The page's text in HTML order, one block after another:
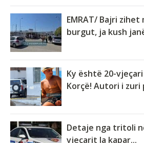
EMRAT/ Bajri zihet
burgut, ja kush
Ky është 20-
Korçë! Autori i zuri
Detaje nga tritoli
vjeçarit la kapar...